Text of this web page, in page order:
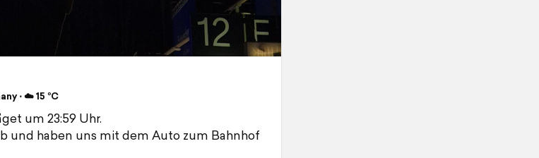
⋅ ☁️ 15 °C
um 23:59 Uhr.
und haben uns mit dem Auto zum Bahnhof